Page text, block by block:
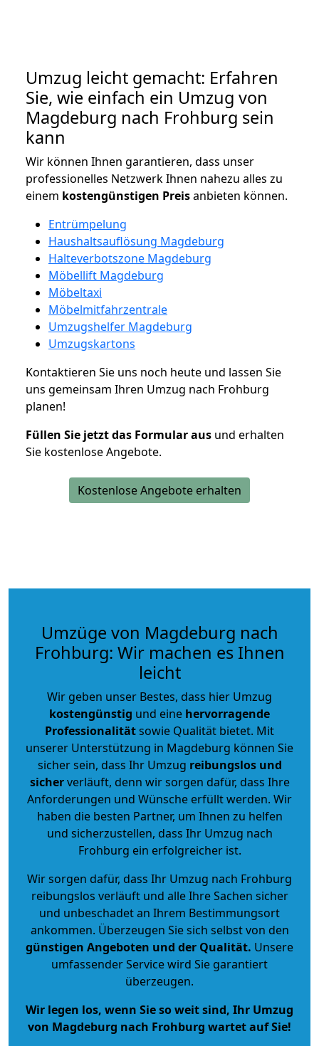
Umzug leicht gemacht: Erfahren
Sie, wie einfach ein Umzug von
Magdeburg nach Frohburg sein
kann
Wir können Ihnen garantieren, dass unser
professionelles Netzwerk Ihnen nahezu alles zu
einem kostengünstigen Preisanbieten können.
Entrümpelung
Haushaltsauflösung Magdeburg
Halteverbotszone Magdeburg
Möbellift Magdeburg
Möbeltaxi
Möbelmitfahrzentrale
Umzugshelfer Magdeburg
Umzugskartons
Kontaktieren Sie uns noch heute und lassen Sie
uns gemeinsam Ihren Umzug nach Frohburg
planen!
Füllen Sie jetzt das Formular aus und erhalten
Sie kostenlose Angebote.
Kostenlose Angebote erhalten
Umzüge von Magdeburg nach
Frohburg: Wir machen es Ihnen
leicht
Wir geben unser Bestes, dass hier Umzug
kostengünstig und eine hervorragende
Professionalitätsowie Qualität bietet. Mit
unserer Unterstützung in Magdeburg können Sie
sicher sein, dass Ihr Umzug reibungslos und
sicherverläuft, denn wir sorgen dafür, dass Ihre
Anforderungen und Wünsche erfüllt werden. Wir
haben die besten Partner, um Ihnen zu helfen
und sicherzustellen, dass Ihr Umzug nach
Frohburg ein erfolgreicher ist.
Wir sorgen dafür, dass Ihr Umzug nach Frohburg
reibungslos verläuft und alle Ihre Sachen sicher
und unbeschadet an Ihrem Bestimmungsort
ankommen. Überzeugen Sie sich selbst von den
günstigen Angeboten und der Qualität. Unsere
umfassender Service wird Sie garantiert
überzeugen.
Wir legen los, wenn Sie so weit sind, Ihr Umzug
von Magdeburg nach Frohburg wartet auf Sie!